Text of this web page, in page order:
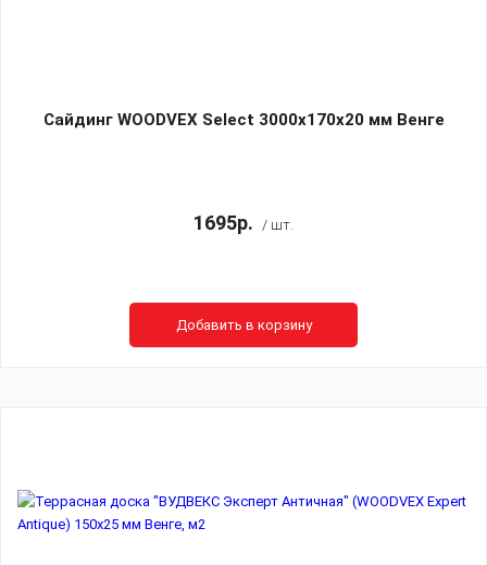
Сайдинг WOODVEX Select 3000х170х20 мм Венге
1695р. / шт.
Добавить в корзину